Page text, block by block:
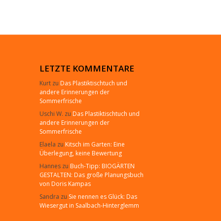
LETZTE KOMMENTARE
Kurtzu Das Plastiktischtuch und
andere Erinnerungen der
Sommerfrische
Uschi W. zu Das Plastiktischtuch und
andere Erinnerungen der
Sommerfrische
Elaela zu Kitsch im Garten: Eine
Überlegung, keine Bewertung
Hanneszu Buch-Tipp: BIOGÄRTEN
GESTALTEN: Das große Planungsbuch
von Doris Kampas
Sandra zu Sie nennen es Glück: Das
Wiesergut in Saalbach-Hinterglemm